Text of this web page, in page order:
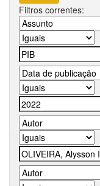
Filtros correntes: